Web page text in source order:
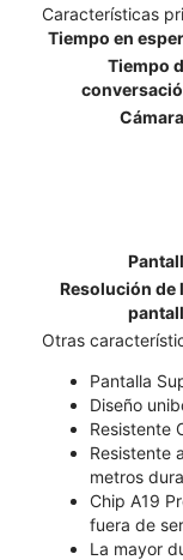
Características
Tiempo en
Tiempo
Resolución de
Otras
Pantalla
Diseño
Resistente
Resistente
metros
Chip A19
fuera de
La mayor